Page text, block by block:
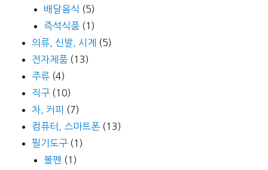
배달음식 (5)
즉석식품 (1)
의류, 신발, 시계 (5)
전자제품 (13)
주류 (4)
직구 (10)
차, 커피 (7)
컴퓨터, 스마트폰 (13)
필기도구 (1)
볼펜 (1)